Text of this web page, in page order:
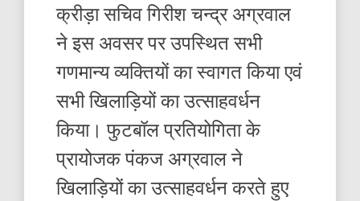
क्रीड़ा सचिव गिरीश चन्द्र अग्रवाल
ने इस अवसर पर उपस्थित सभी
गणमान्य व्यक्तियों का स्वागत किया एवं
सभी खिलाड़ियों का उत्साहवर्धन
किया। फुटबॉल प्रतियोगिता के
प्रायोजक पंकज अग्रवाल ने
खिलाड़ियों का उत्साहवर्धन करते हुए